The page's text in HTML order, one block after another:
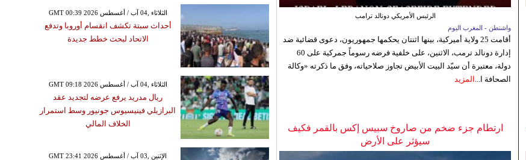
الرئيس الأمريكي دونالد ترامب
واشنطن - المغرب اليوم
أقامت 25 ولاية أميركية، بينها اثنتان يحكمها جمهوريون، دعوى قضائية ضد
إدارة دونالد ترمب، الاثنين، على خلفية فرضه رسوماً جمركية على 60
دولة، معتبرة أن سيّد البيت الأبيض تجاوز صلاحياته، وفق ما ذكرته «وكالة
الصحافة ا... المزيد
ارتطام جزء ضخم من صاروخ سبيس إكس بالقمر فكيف
سيؤثر على الأرض
GMT 00:39 2026 الثلاثاء ,04 آب / أغسطس
أحداث سبتة تكشف انقسام أوروبا وتدفع
الاتحاد لبحث خطط جديدة
GMT 09:18 2026 الثلاثاء ,04 آب / أغسطس
ريال مدريد يرفع عرضه لتجديد عقد
البرازيلي فينيسيوس جونيور وسط استمرار
الخلاف المالي
GMT 23:41 2026 الإثنين ,03 آب / أغسطس